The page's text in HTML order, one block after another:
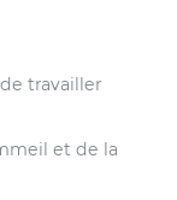
travailler
et de la